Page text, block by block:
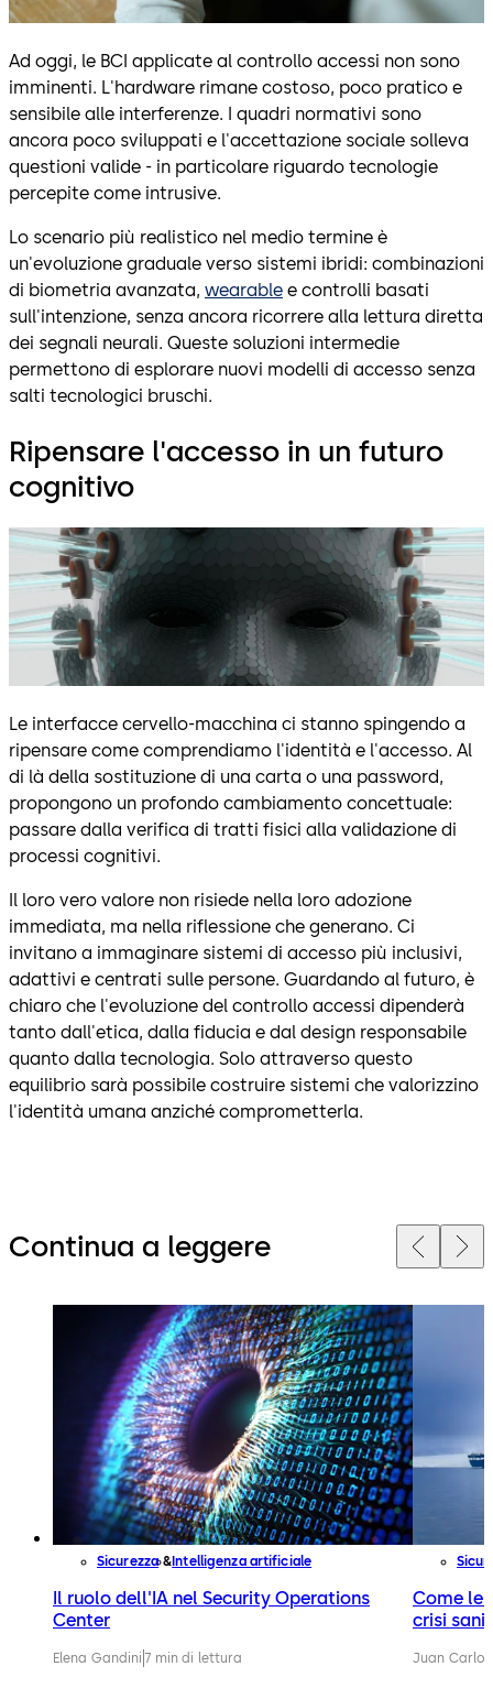
Ad oggi, le BCI applicate al controllo accessi non sono
imminenti. L'hardware rimane costoso, poco pratico e
sensibile alle interferenze. I quadri normativi sono
ancora poco sviluppati e l'accettazione sociale solleva
questioni valide - in particolare riguardo tecnologie
percepite come intrusive.
Lo scenario più realistico nel medio termine è
un'evoluzione graduale verso sistemi ibridi: combinazioni
di biometria avanzata, wearable e controlli basati
sull'intenzione, senza ancora ricorrere alla lettura diretta
dei segnali neurali. Queste soluzioni intermedie
permettono di esplorare nuovi modelli di accesso senza
salti tecnologici bruschi.
Ripensare l'accesso in un futuro
cognitivo
Le interfacce cervello-macchina ci stanno spingendo a
ripensare come comprendiamo l'identità e l'accesso. Al
di là della sostituzione di una carta o una password,
propongono un profondo cambiamento concettuale:
passare dalla verifica di tratti fisici alla validazione di
processi cognitivi.
Il loro vero valore non risiede nella loro adozione
immediata, ma nella riflessione che generano. Ci
invitano a immaginare sistemi di accesso più inclusivi,
adattivi e centrati sulle persone. Guardando al futuro, è
chiaro che l'evoluzione del controllo accessi dipenderà
tanto dall'etica, dalla fiducia e dal design responsabile
quanto dalla tecnologia. Solo attraverso questo
equilibrio sarà possibile costruire sistemi che valorizzino
l'identità umana anziché comprometterla.
Continua a leggere
Sicurezza Intelligenza artificiale
Il ruolo dell'IA nel Security Operations
Center
Elena Gandini 7 min di lettura
Come le
crisi
Juan